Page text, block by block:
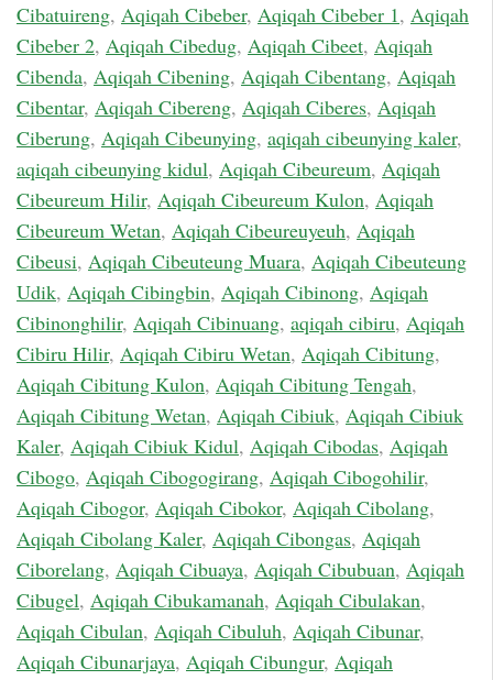
Cibatuireng, Aqiqah Cibeber, Aqiqah Cibeber 1, Aqiqah
Cibeber 2, Aqiqah Cibedug, Aqiqah Cibeet, Aqiqah
Cibenda, Aqiqah Cibening, Aqiqah Cibentang, Aqiqah
Cibentar, Aqiqah Cibereng, Aqiqah Ciberes, Aqiqah
Ciberung, Aqiqah Cibeunying, aqiqah cibeunying kaler,
aqiqah cibeunying kidul, Aqiqah Cibeureum, Aqiqah
Cibeureum Hilir, Aqiqah Cibeureum Kulon, Aqiqah
Cibeureum Wetan, Aqiqah Cibeureuyeuh, Aqiqah
Cibeusi, Aqiqah Cibeuteung Muara, Aqiqah Cibeuteung
Udik, Aqiqah Cibingbin, Aqiqah Cibinong, Aqiqah
Cibinonghilir, Aqiqah Cibinuang, aqiqah cibiru, Aqiqah
Cibiru Hilir, Aqiqah Cibiru Wetan, Aqiqah Cibitung,
Aqiqah Cibitung Kulon, Aqiqah Cibitung Tengah,
Aqiqah Cibitung Wetan, Aqiqah Cibiuk, Aqiqah Cibiuk
Kaler, Aqiqah Cibiuk Kidul, Aqiqah Cibodas, Aqiqah
Cibogo, Aqiqah Cibogogirang, Aqiqah Cibogohilir,
Aqiqah Cibogor, Aqiqah Cibokor, Aqiqah Cibolang,
Aqiqah Cibolang Kaler, Aqiqah Cibongas, Aqiqah
Ciborelang, Aqiqah Cibuaya, Aqiqah Cibubuan, Aqiqah
Cibugel, Aqiqah Cibukamanah, Aqiqah Cibulakan,
Aqiqah Cibulan, Aqiqah Cibuluh, Aqiqah Cibunar,
Aqiqah Cibunarjaya, Aqiqah Cibungur, Aqiqah